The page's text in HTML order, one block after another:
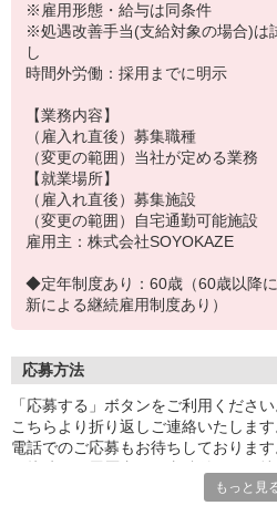
※雇用形態・給与は同条件
※処遇改善手当(支給対象の場合)は
し
時間外労働：採用までに明示
【業務内容】
（雇入れ直後）募集職種
（変更の範囲）当社が定める業務
【就業場所】
（雇入れ直後）募集施設
（変更の範囲）自宅通勤可能施設
雇用主：株式会社SOYOKAZE
◆定年制度あり：60歳（60歳以降
新による継続雇用制度あり）
応募方法
「応募する」ボタンをご利用ください
こちらより折り返しご連絡いたします
電話でのご応募もお待ちしております
※お電話でのお問い合わせは、光IP電
もっと見